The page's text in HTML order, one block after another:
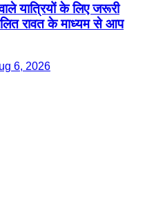
यात्रियों के लिए जरूरी
रावत के माध्यम से आप
6, 2026